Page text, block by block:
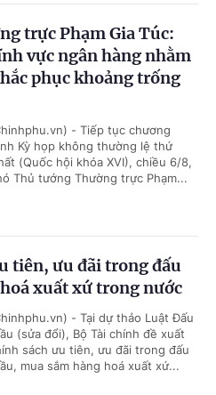
trực Phạm Gia Túc:
vực ngân hàng nhằm
phục khoảng trống
- Tiếp tục chương
Kỳ họp không thường lệ thứ
(Quốc hội khóa XVI), chiều 6/8,
Thủ tướng Thường trực Phạm...
tiên, ưu đãi trong đấu
xuất xứ trong nước
- Tại dự thảo Luật Đấu
(sửa đổi), Bộ Tài chính đề xuất
sách ưu tiên, ưu đãi trong đấu
mua sắm hàng hoá xuất xứ...